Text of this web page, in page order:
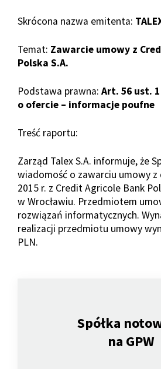
Skrócona nazwa emitenta:
Temat: Zawarcie umowy z
Polska S.A.
Podstawa prawna: Art. 56 ust.
o ofercie – informacje poufne
Treść raportu:
Zarząd Talex S.A. informuje, że
wiadomość o zawarciu umowy z
2015 r. z Credit Agricole Bank
w Wrocławiu. Przedmiotem
rozwiązań informatycznych.
realizacji przedmiotu umowy
PLN.
Spółka
na GPW